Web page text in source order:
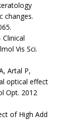
changes.
Vis Sci.
Artal P,
optical effect
Opt. 2012
of High Add